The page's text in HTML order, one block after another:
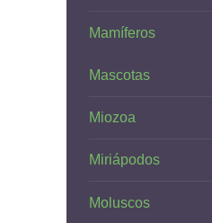
Mamíferos
Mascotas
Miozoa
Miriápodos
Moluscos